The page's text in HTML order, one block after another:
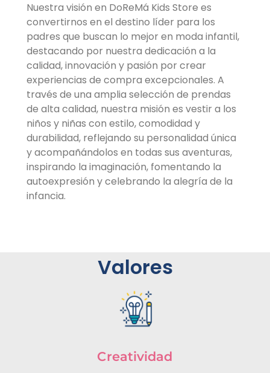
Nuestra visión en DoReMá Kids Store es
convertirnos en el destino líder para los
padres que buscan lo mejor en moda infantil,
destacando por nuestra dedicación a la
calidad, innovación y pasión por crear
experiencias de compra excepcionales. A
través de una amplia selección de prendas
de alta calidad, nuestra misión es vestir a los
niños y niñas con estilo, comodidad y
durabilidad, reflejando su personalidad única
y acompañándolos en todas sus aventuras,
inspirando la imaginación, fomentando la
autoexpresión y celebrando la alegría de la
infancia.
Valores
Creatividad